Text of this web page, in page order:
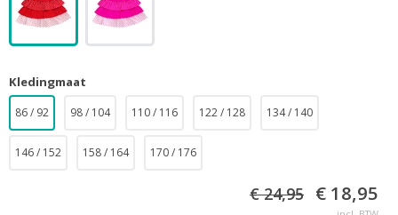
Kledingmaat
86 / 92 98 / 104 110 / 116 122 / 128 134 / 140
146 / 152 158 / 164 170 / 176
€ 24,95 € 18,95